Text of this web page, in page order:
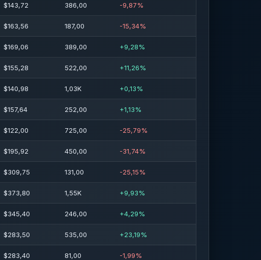
$143,72 386,00 -9,87%
$163,56 187,00 -15,34%
$169,06 389,00 +9,28%
$155,28 522,00 +11,26%
$140,98 1,03K +0,13%
$157,64 252,00 +1,13%
$122,00 725,00 -25,79%
$195,92 450,00 -31,74%
$309,75 131,00 -25,15%
$373,80 1,55K +9,93%
$345,40 246,00 +4,29%
$283,50 535,00 +23,19%
$283,40 81,00 -1,99%